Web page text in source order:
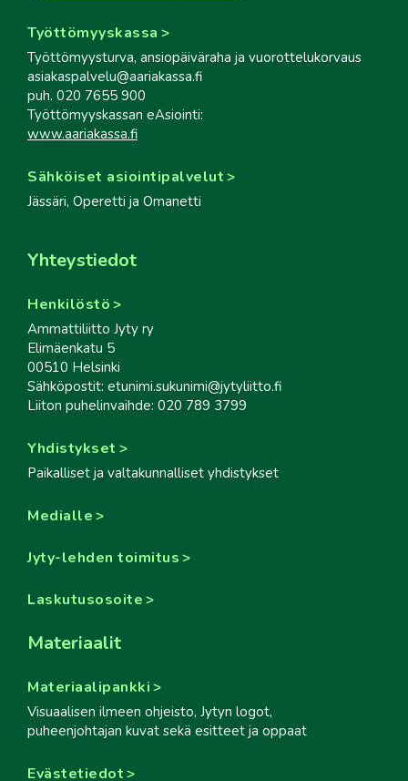
Työttömyyskassa
Työttömyysturva, ansiopäiväraha ja vuorottelukorvaus
asiakaspalvelu@aariakassa.fi
puh. 020 7655 900
Työttömyyskassan eAsiointi:
www.aariakassa.fi
Sähköiset asiointipalvelut
Jässäri, Operetti ja Omanetti
Yhteystiedot
Henkilöstö
Ammattiliitto Jyty ry
Elimäenkatu 5
00510 Helsinki
Sähköpostit: etunimi.sukunimi@jytyliitto.fi
Liiton puhelinvaihde: 020 789 3799
Yhdistykset
Paikalliset ja valtakunnalliset yhdistykset
Medialle
Jyty-lehden toimitus
Laskutusosoite
Materiaalit
Materiaalipankki
Visuaalisen ilmeen ohjeisto, Jytyn logot,
puheenjohtajan kuvat sekä esitteet ja oppaat
Evästetiedot